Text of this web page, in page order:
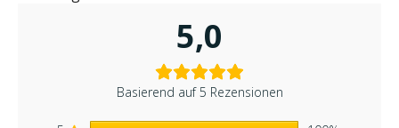
5,0
Basierend auf 5 Rezensionen